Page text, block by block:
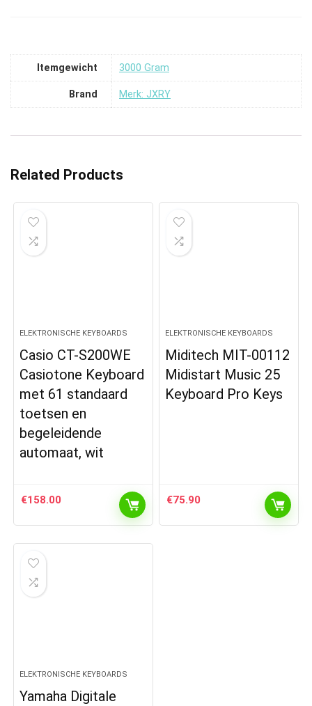
Itemgewicht ‎3000 Gram
Brand Merk: JXRY
Related Products
ELEKTRONISCHE KEYBOARDS
Casio CT-S200WE
Casiotone Keyboard
met 61 standaard
toetsen en
begeleidende
automaat, wit
€158.00
ELEKTRONISCHE KEYBOARDS
Miditech MIT-00112
Midistart Music 25
Keyboard Pro Keys
€75.90
ELEKTRONISCHE KEYBOARDS
Yamaha Digitale